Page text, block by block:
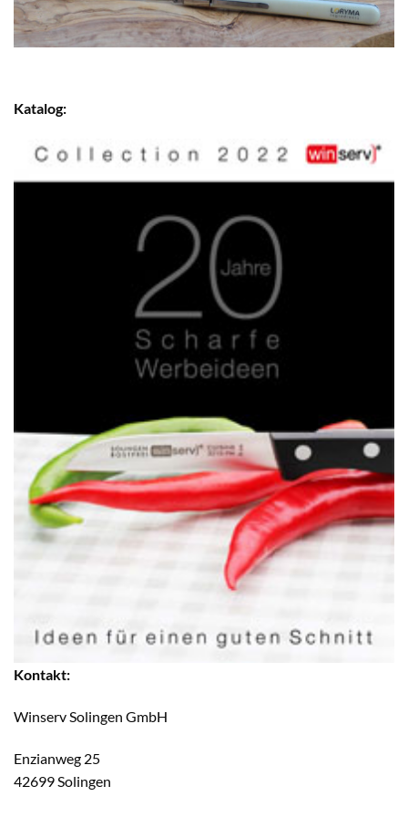
Katalog:
Kontakt:
Winserv Solingen GmbH
Enzianweg 25
42699 Solingen